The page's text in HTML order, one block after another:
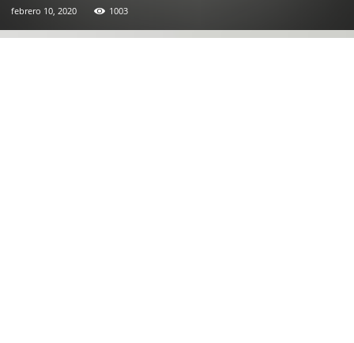
febrero 10, 2020 1003